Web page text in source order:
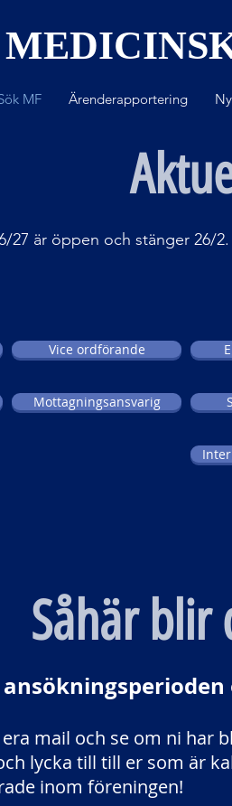
MF Ärenderapportering
27 är öppen och stänger 26/2.
Vice ordförande
Mottagningsansvarig
Såhär blir
era mail och se om ni har
lycka till till er som är
inom föreningen!